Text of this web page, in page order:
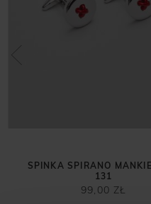
SPINKA SPIRANO
131
99,00 ZŁ